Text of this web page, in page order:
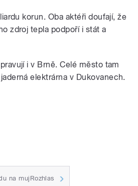
korun. Oba aktéři doufají, že
zdroj tepla podpoří i stát a
i v Brně. Celé město tam
elektrárna v Dukovanech.
na mujRozhlas